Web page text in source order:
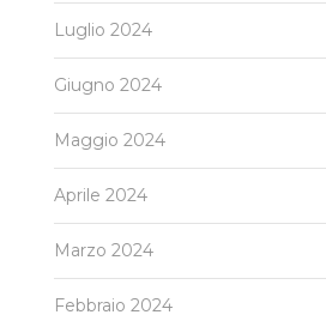
Luglio 2024
Giugno 2024
Maggio 2024
Aprile 2024
Marzo 2024
Febbraio 2024